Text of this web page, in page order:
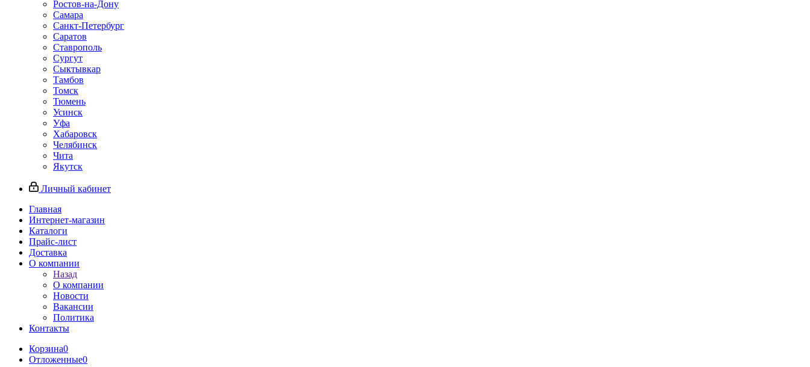
Ростов-на-Дону
Самара
Санкт-Петербург
Саратов
Ставрополь
Сургут
Сыктывкар
Тамбов
Томск
Тюмень
Усинск
Уфа
Хабаровск
Челябинск
Чита
Якутск
Личный кабинет
Главная
Интернет-магазин
Каталоги
Прайс-лист
Доставка
О компании
Назад
О компании
Новости
Вакансии
Политика
Контакты
Корзина0
Отложенные0